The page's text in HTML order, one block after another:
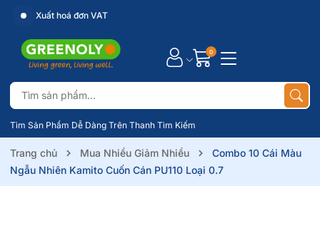
Xuất hoá đơn VAT
Tìm Sản Phẩm Dễ Dàng Trên Thanh Tìm Kiếm
0
Trang chủ Mua Nhiều Giảm Nhiều
Combo 10 Cái Màu
Ngẫu Nhiên Kamito Cuốn Cán PU110 Loại 0.7